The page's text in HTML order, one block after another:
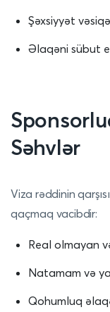
Şəxsiyyət
Əlaqəni sübut
Səhvlər
Viza rəddinin
qaçmaq vacibdir:
Real olmayan
Natamam və
Qohumluq